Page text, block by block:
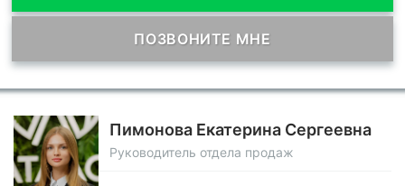
ПОЗВОНИТЕ МНЕ
Пимонова Екатерина Сергеевна
Руководитель отдела продаж